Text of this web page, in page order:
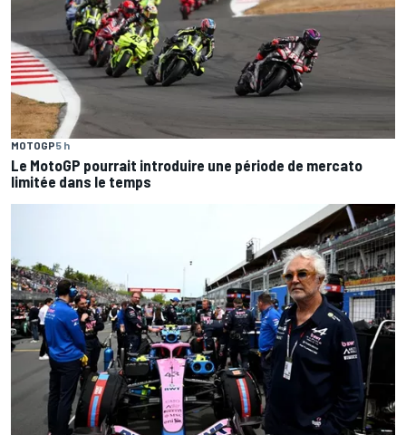
MOTOGP5 h
Le MotoGP pourrait introduire une période de mercato
limitée dans le temps